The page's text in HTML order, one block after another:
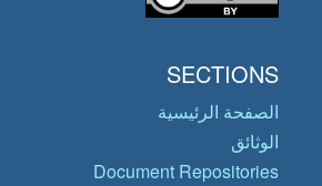
SECTIONS
الصفحة الرئيسية
الوثائق
Document Repositories